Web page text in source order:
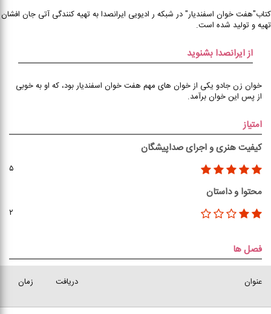
کتاب"هفت خوان اسفندیار" در شبکه ر ادیویی ایرانصدا به تهیه کنندگی آتی جان افشان
تهیه و تولید شده است.
از ایرانصدا بشنوید
خوان زن جادو یکی از خوان های مهم هفت خوان اسفندیار بود، که او به خوبی
از پس این خوان برآمد.
امتیاز
کیفیت هنری و اجرای صداپیشگان
۵
محتوا و داستان
۲
فصل ها
عنوان زمان دریافت